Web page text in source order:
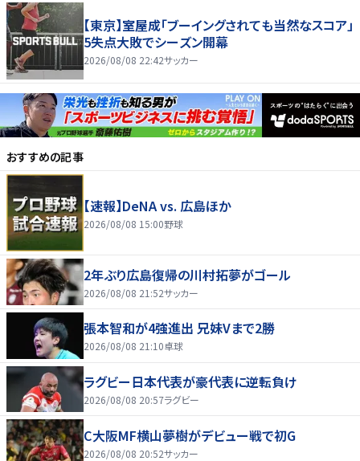
【東京】室屋成「ブーイングされても当然なスコア」
5失点大敗でシーズン開幕
2026/08/08 22:42サッカー
おすすめの記事
【速報】DeNA vs. 広島ほか
2026/08/08 15:00野球
2年ぶり広島復帰の川村拓夢がゴール
2026/08/08 21:52サッカー
張本智和が4強進出 兄妹Vまで2勝
2026/08/08 21:10卓球
ラグビー日本代表が豪代表に逆転負け
2026/08/08 20:57ラグビー
C大阪MF横山夢樹がデビュー戦で初G
2026/08/08 20:52サッカー